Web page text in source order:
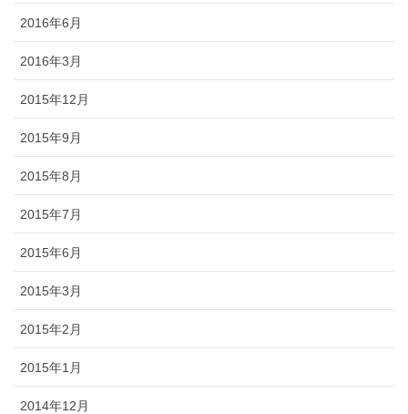
2016年6月
2016年3月
2015年12月
2015年9月
2015年8月
2015年7月
2015年6月
2015年3月
2015年2月
2015年1月
2014年12月